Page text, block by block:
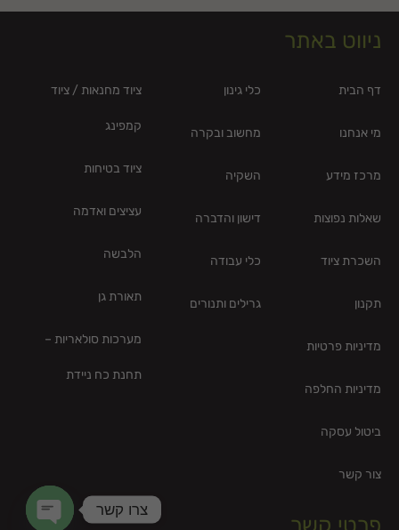
ניווט באתר
דף הבית
מי אנחנו
מרכז מידע
שאלות נפוצות
השכרת ציוד
תקנון
מדיניות פרטיות
מדיניות החלפה
ביטול עסקה
צור קשר
כלי גינון
מחשוב ובקרה
השקיה
דישון והדברה
כלי עבודה
גרילים ותנורים
ציוד מחנאות / ציוד
קמפינג
ציוד בטיחות
עציצים ואדמה
הלבשה
תאורת גן
מערכות סולאריות –
תחנת כח ניידת
צרו קשר